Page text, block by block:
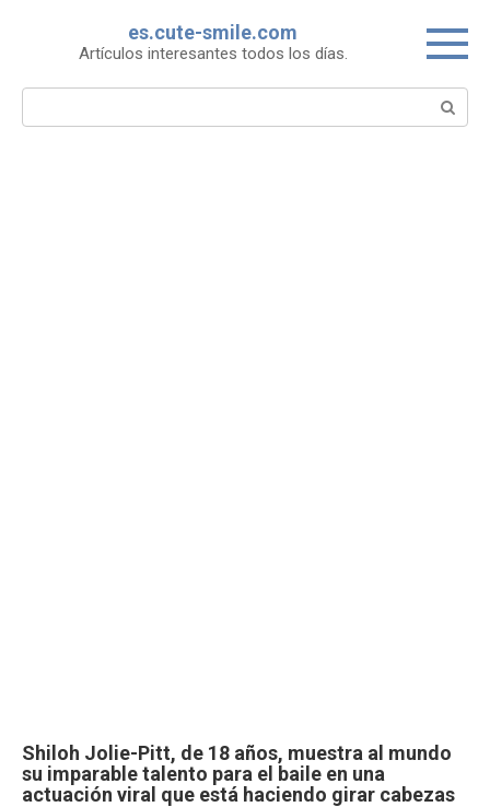
es.cute-smile.com
Artículos interesantes todos los días.
Search:
Shiloh Jolie-Pitt, de 18 años, muestra al mundo
su imparable talento para el baile en una
actuación viral que está haciendo girar cabezas